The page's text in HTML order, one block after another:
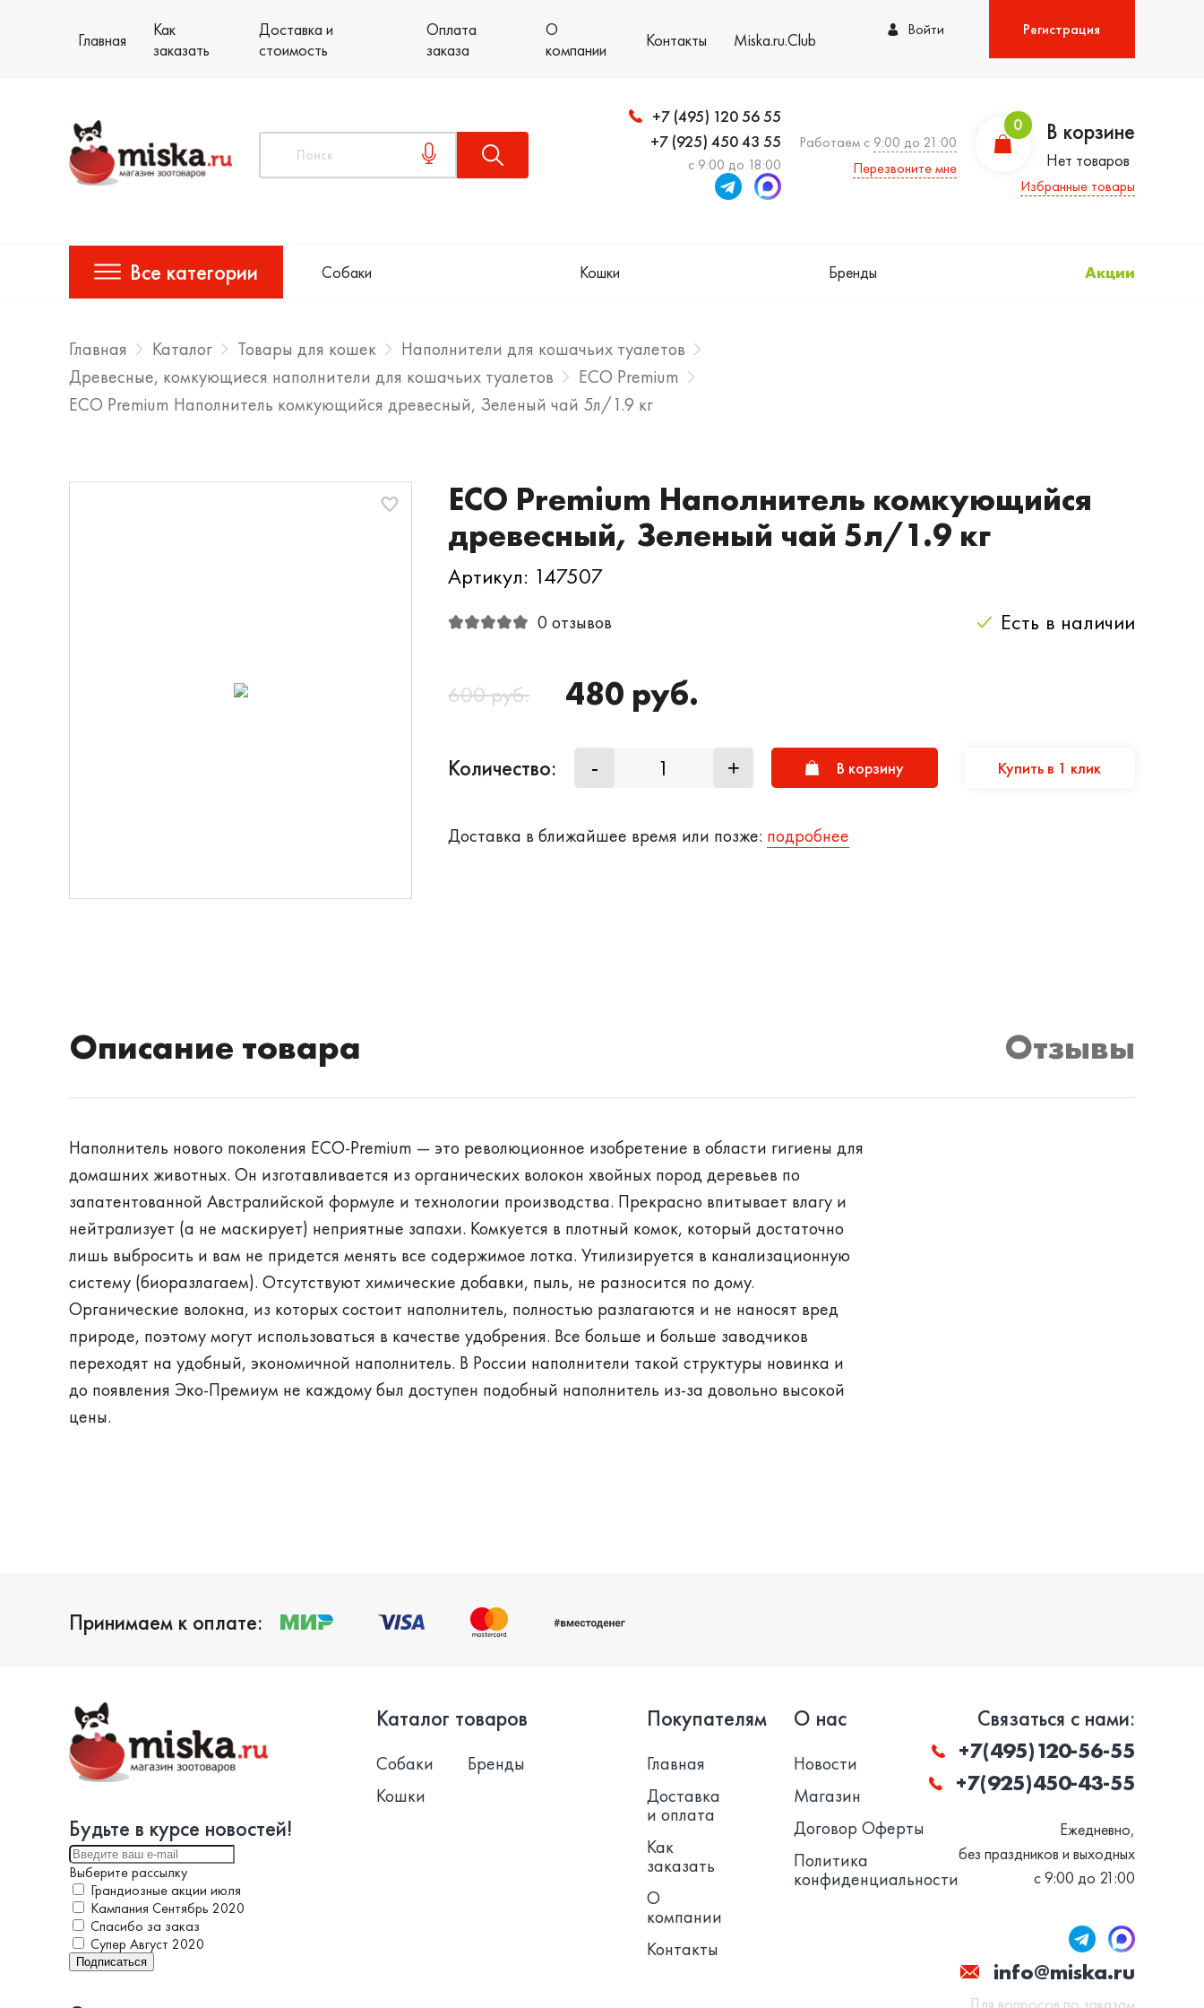
Главная
Как
заказать
Доставка и
стоимость
Оплата
заказа
О
компании
Контакты Miska.ru.Club Войти Регистрация
+7 (495) 120 56 55
+7 (925) 450 43 55
с 9:00 до 18:00
Работаем с 9:00 до 21:00
Перезвоните мне
0 В корзине
Нет товаров
Избранные товары
Все категории Собаки Кошки Бренды Акции
Главная Каталог Товары для кошек
Наполнители для кошачьих туалетов
Древесные, комкующиеся наполнители для кошачьих туалетов
ECO Premium
ECO Premium Наполнитель комкующийся древесный, Зеленый чай 5л/1.9 кг
ECO Premium Наполнитель комкующийся
древесный, Зеленый чай 5л/1.9 кг
Артикул: 147507
0 отзывов Есть в наличии
600 руб. 480 руб.
Количество: - + В корзину Купить в 1 клик
Доставка в ближайшее время или позже: подробнее
Описание товара Отзывы
Наполнитель нового поколения ECO-Premium — это революционное изобретение в области гигиены для
домашних животных. Он изготавливается из органических волокон хвойных пород деревьев по
запатентованной Австралийской формуле и технологии производства. Прекрасно впитывает влагу и
нейтрализует (а не маскирует) неприятные запахи. Комкуется в плотный комок, который достаточно
лишь выбросить и вам не придется менять все содержимое лотка. Утилизируется в канализационную
систему (биоразлагаем). Отсутствуют химические добавки, пыль, не разносится по дому.
Органические волокна, из которых состоит наполнитель, полностью разлагаются и не наносят вред
природе, поэтому могут использоваться в качестве удобрения. Все больше и больше заводчиков
переходят на удобный, экономичной наполнитель. В России наполнители такой структуры новинка и
до появления Эко-Премиум не каждому был доступен подобный наполнитель из-за довольно высокой
цены.
Принимаем к оплате:
Будьте в курсе новостей!
Выберите рассылку
Грандиозные акции июля
Кампания Сентябрь 2020
Спасибо за заказ
Супер Август 2020
Подписаться
Каталог товаров
Собаки
Кошки
Бренды
Покупателям
Главная
Доставка
и оплата
Как
заказать
О
компании
Контакты
О нас
Новости
Магазин
Договор Оферты
Политика
конфиденциальности
Связаться с нами:
+7(495)120-56-55
+7(925)450-43-55
Ежедневно,
без праздников и выходных
с 9:00 до 21:00
info@miska.ru